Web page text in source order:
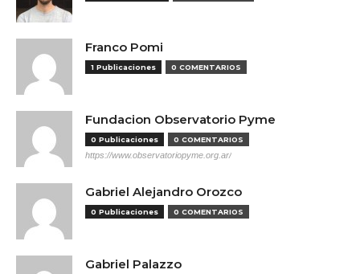
Franco Pomi
1 Publicaciones 0 COMENTARIOS
Fundacion Observatorio Pyme
0 Publicaciones 0 COMENTARIOS
https://www.observatoriopyme.org.ar/
Gabriel Alejandro Orozco
0 Publicaciones 0 COMENTARIOS
Gabriel Palazzo